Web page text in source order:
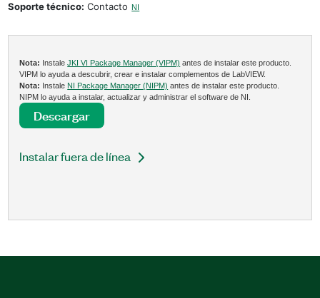
Soporte técnico: Contacto NI
Nota: InstaleJKI VI Package Manager (VIPM) antes de instalar este producto.
VIPM lo ayuda a descubrir, crear e instalar complementos de LabVIEW.
Nota: Instale NI Package Manager (NIPM) antes de instalar este producto.
NIPM lo ayuda a instalar, actualizar y administrar el software de NI.
Descargar
Instalar fuera de línea